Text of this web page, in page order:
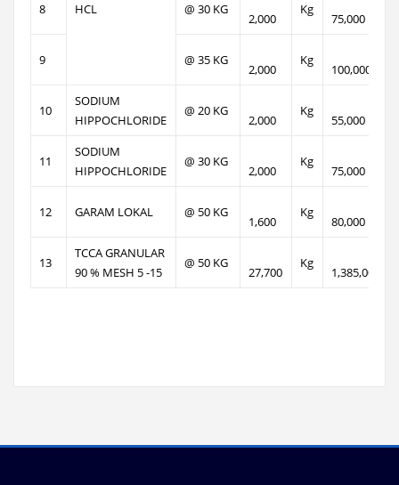
HCL
8 @ 30 KG
2,000
Kg
75,000
9 @ 35 KG
2,000
Kg
100,000
10
SODIUM
HIPPOCHLORIDE
@ 20 KG
2,000
Kg
55,000
11
SODIUM
HIPPOCHLORIDE
@ 30 KG
2,000
Kg
75,000
12 GARAM LOKAL @ 50 KG
1,600
Kg
80,000
13
TCCA GRANULAR
90 % MESH 5 -15
@ 50 KG
27,700
Kg
1,385,000